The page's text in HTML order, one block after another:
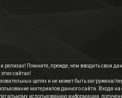
Помните, прежде, чем вводить свои
сайтах!
целях и не может быть загружена/
материалов данного сайта. Входя
использованию информации,